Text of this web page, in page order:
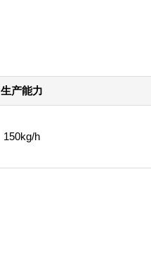
生产能力
150kg/h